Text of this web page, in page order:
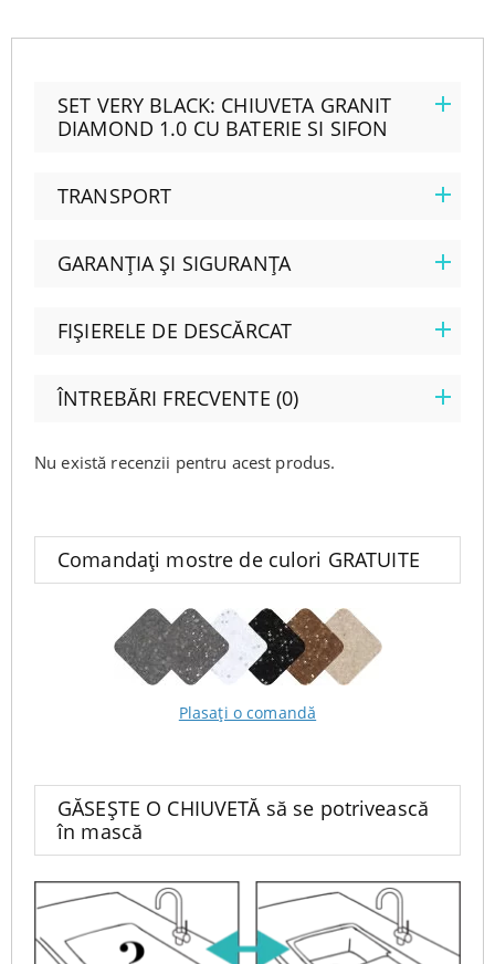
Comandați mostre de culori GRATUITE
Plasați o comandă
GĂSEȘTE O CHIUVETĂ să se potrivească
în mască
SET VERY BLACK: CHIUVETA GRANIT
DIAMOND 1.0 CU BATERIE SI SIFON
TRANSPORT
GARANȚIA ȘI SIGURANȚA
FIȘIERELE DE DESCĂRCAT
ÎNTREBĂRI FRECVENTE (0)
Nu există recenzii pentru acest produs.